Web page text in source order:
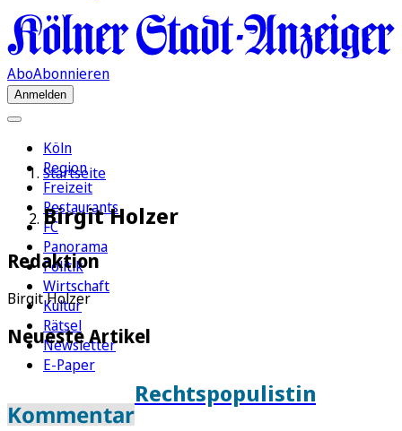
AboAbonnieren
Anmelden
Köln
Region
Freizeit
Restaurants
FC
Panorama
Politik
Wirtschaft
Kultur
Rätsel
Newsletter
E-Paper
Startseite
Birgit Holzer
Redaktion
Birgit Holzer
Neueste Artikel
Kommentar
Rechtspopulistin